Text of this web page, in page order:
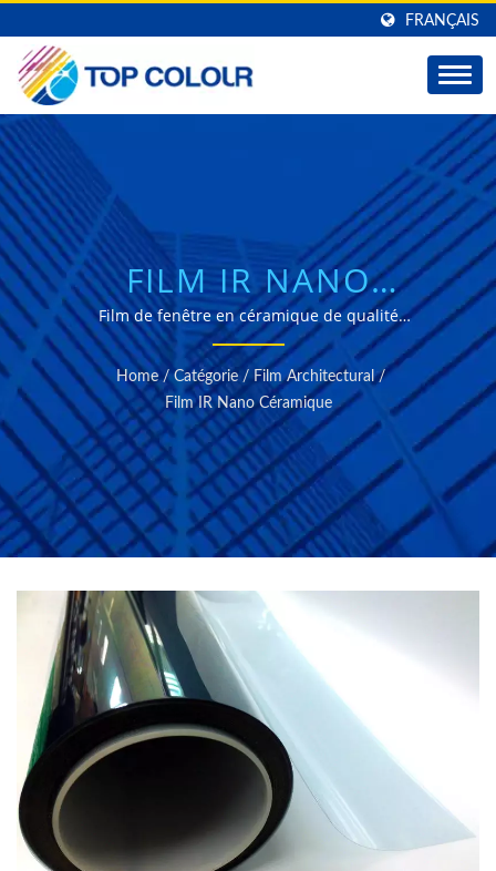
FRANÇAIS
FILM IR NANO
CÉRAMIQUE AVANCÉ
POUR UN CONTRÔLE
DE CHALEUR
SUPÉRIEUR ET
DURABILITÉ
Film de fenêtre en céramique de qualité
professionnelle avec technologie nano-céramique,
revêtement de surface anti-rayures et compatibilité de
transmission radio pour des applications
architecturales et de construction.
Home / Catégorie / Film Architectural /
Film IR Nano Céramique